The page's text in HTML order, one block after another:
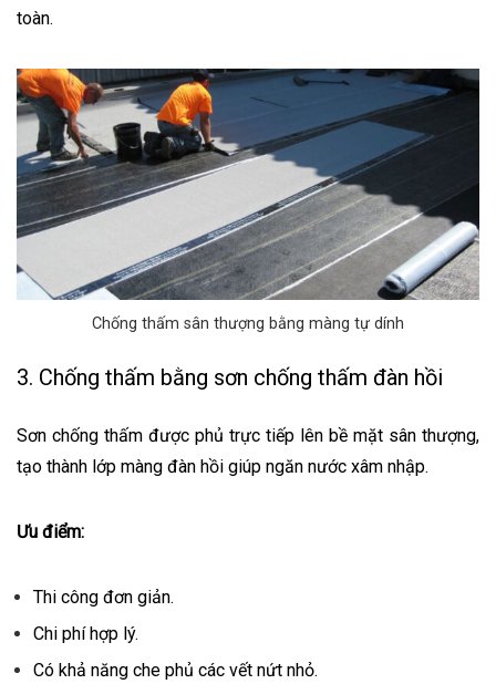
toàn.
Chống thấm sân thượng bằng màng tự dính
3. Chống thấm bằng sơn chống thấm đàn hồi
Sơn chống thấm được phủ trực tiếp lên bề mặt sân thượng,
tạo thành lớp màng đàn hồi giúp ngăn nước xâm nhập.
Ưu điểm:
Thi công đơn giản.
Chi phí hợp lý.
Có khả năng che phủ các vết nứt nhỏ.